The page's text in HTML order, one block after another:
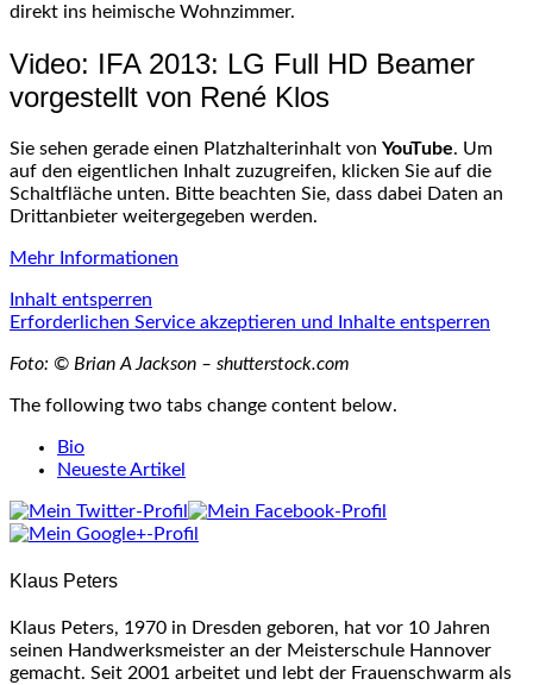
direkt ins heimische Wohnzimmer.
Video: IFA 2013: LG Full HD Beamer
vorgestellt von René Klos
Sie sehen gerade einen Platzhalterinhalt von YouTube. Um
auf den eigentlichen Inhalt zuzugreifen, klicken Sie auf die
Schaltfläche unten. Bitte beachten Sie, dass dabei Daten an
Drittanbieter weitergegeben werden.
Mehr Informationen
Inhalt entsperren
Erforderlichen Service akzeptieren und Inhalte entsperren
Foto: © Brian A Jackson – shutterstock.com
The following two tabs change content below.
Bio
Neueste Artikel
Klaus Peters
Klaus Peters, 1970 in Dresden geboren, hat vor 10 Jahren
seinen Handwerksmeister an der Meisterschule Hannover
gemacht. Seit 2001 arbeitet und lebt der Frauenschwarm als